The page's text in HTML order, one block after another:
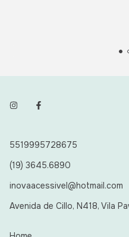
5519995728675
(19) 3645.6890
inovaacessivel@hotmail.com
Avenida de Cillo, N418, Vila